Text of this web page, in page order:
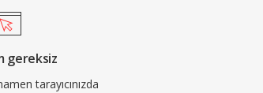
gereksiz
tarayıcınızda